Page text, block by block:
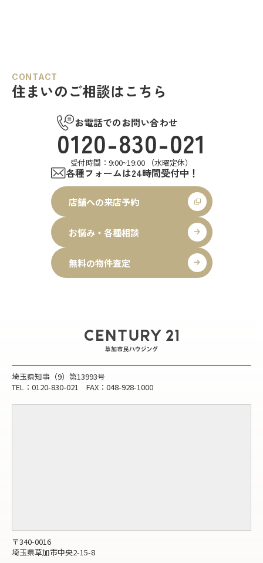
CONTACT
住まいのご相談はこちら
お電話でのお問い合わせ
0120-830-021
受付時間：9:00~19:00 （水曜定休）
各種フォームは24時間受付中！
店舗への来店予約
お悩み・各種相談
無料の物件査定
埼玉県知事（9）第13993号
TEL：0120-830-021 FAX：048-928-1000
〒340-0016
埼玉県草加市中央2-15-8